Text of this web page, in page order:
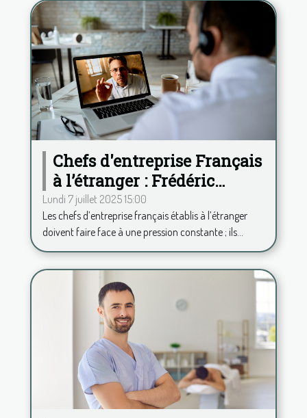
Chefs d'entreprise Français
à l’étranger : Frédéric
Duplessy propose une
analyse psy à distance
Lundi 7 juillet 2025 15:00
Les chefs d’entreprise français établis à l’étranger
doivent faire face à une pression constante ; ils...